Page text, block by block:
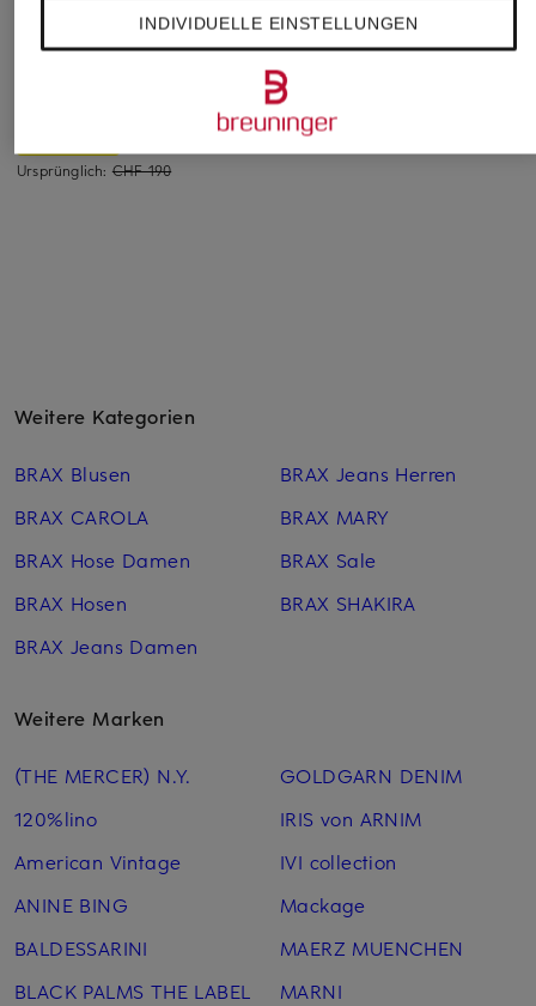
SAMSØE SAMSØE
Ursprünglich: CHF 190
BOSS
Marlenehose TALIA
CHF 169
MRS & HUGS
Weitere Kategorien
BRAX Blusen
BRAX CAROLA
BRAX Hose Damen
BRAX Hosen
BRAX Jeans Damen
BRAX Jeans Herren
BRAX MARY
BRAX Sale
BRAX SHAKIRA
Weitere Marken
(THE MERCER) N.Y.
120%lino
American Vintage
ANINE BING
BALDESSARINI
BLACK PALMS THE LABEL
GOLDGARN DENIM
IRIS von ARNIM
IVI collection
Mackage
MAERZ MUENCHEN
MARNI
INDIVIDUELLE EINSTELLUNGEN